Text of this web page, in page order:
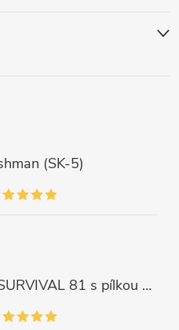
(SK-5)
Nôž RAKÚSKY GLOCK SURVIVAL 81 s pílkou ZELENÝ